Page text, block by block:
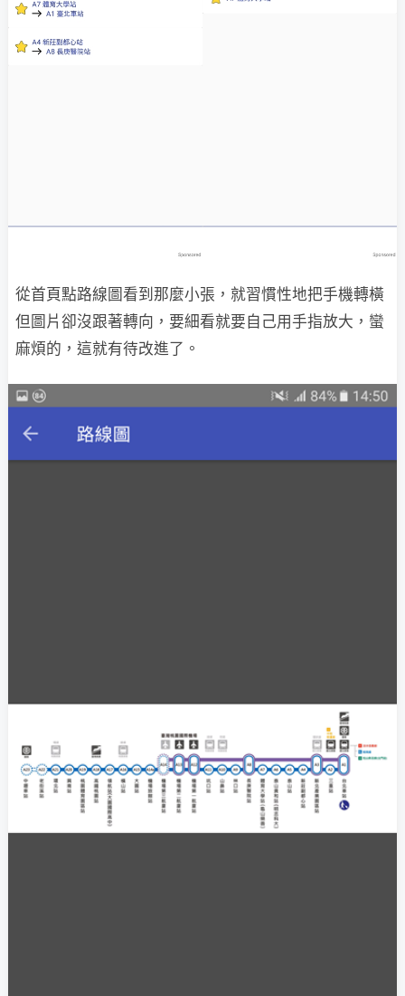
從首頁點路線圖看到那麼小張，就習慣性地把手機轉橫
但圖片卻沒跟著轉向，要細看就要自己用手指放大，蠻
麻煩的，這就有待改進了。